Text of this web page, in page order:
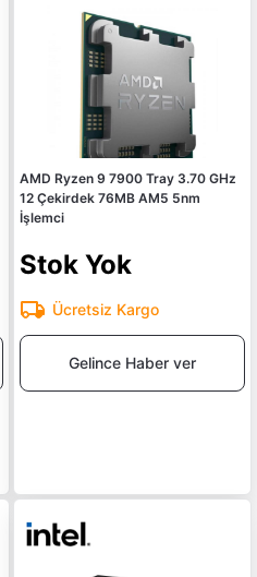
AMD Ryzen 9 7900 Tray 3.70 GHz
12 Çekirdek 76MB AM5 5nm
İşlemci
Stok Yok
Ücretsiz Kargo
Gelince Haber ver